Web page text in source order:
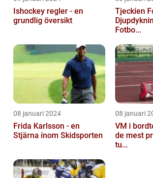
Ishockey regler - en
grundlig översikt
Tjeckien
Fotbo...
08 januari 2024
Frida Karlsson - en
Stjärna inom Skidsporten
08 januari
VM i
de mest
tu...